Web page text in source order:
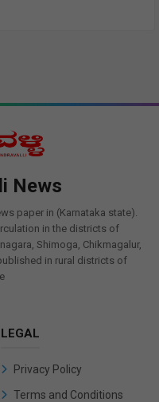
News
paper in (Karnataka state).
in the districts of
Shimoga, Chikmagalur,
in rural districts of
LEGAL
Privacy Policy
Terms and Conditions